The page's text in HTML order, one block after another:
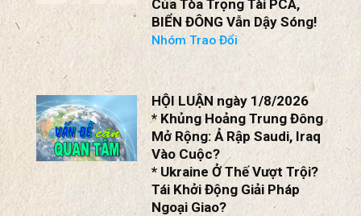
Của Tòa Trọng Tài PCA,
BIỂN ĐÔNG Vẫn Dậy Sóng!
Nhóm Trao Đổi
HỘI LUẬN ngày 1/8/2026
* Khủng Hoảng Trung Đông
Mở Rộng: Ả Rập Saudi, Iraq
Vào Cuộc?
* Ukraine Ở Thế Vượt Trội?
Tái Khởi Động Giải Pháp
Ngoại Giao?